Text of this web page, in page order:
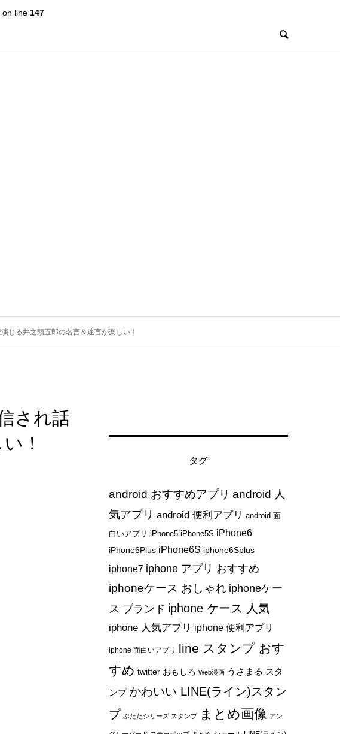
on line 147
じる井之頭五郎の名言＆迷言が楽しい！
され話
！
タグ
android おすすめアプリ android 人
気アプリ android 便利アプリ android 面
白いアプリ iPhone5 iPhone5S iPhone6
iPhone6Plus iPhone6S iphone6Splus
iphone7 iphone アプリ おすすめ
iphoneケース おしゃれ iphoneケー
ス ブランド iphone ケース 人気
iphone 人気アプリ iphone 便利アプリ
iphone 面白いアプリ line スタンプ おす
すめ twitter おもしろ Web漫画 うさまる スタ
ンプ かわいい LINE(ライン)スタン
プ ぶたたシリーズ スタンプ まとめ画像 アン